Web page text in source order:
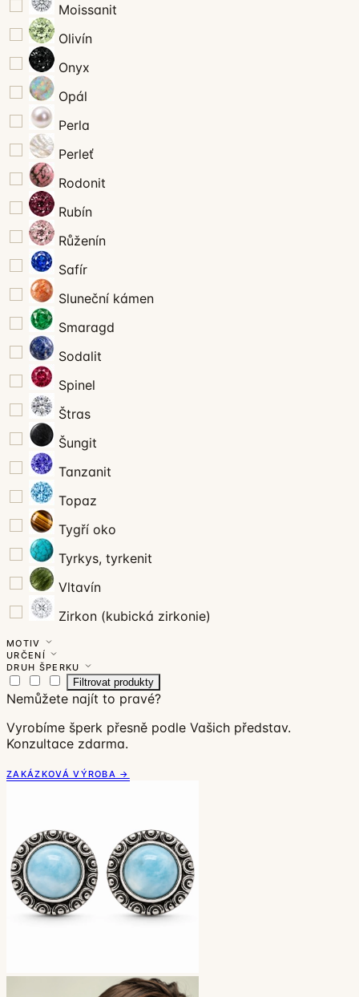
Moissanit
Olivín
Onyx
Opál
Perla
Perleť
Rodonit
Rubín
Růženín
Safír
Sluneční kámen
Smaragd
Sodalit
Spinel
Štras
Šungit
Tanzanit
Topaz
Tygří oko
Tyrkys, tyrkenit
Vltavín
Zirkon (kubická zirkonie)
MOTIV
URČENÍ
DRUH ŠPERKU
Filtrovat produkty
Nemůžete najít to pravé?
Vyrobíme šperk přesně podle Vašich představ.
Konzultace zdarma.
ZAKÁZKOVÁ VÝROBA →